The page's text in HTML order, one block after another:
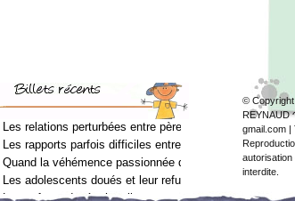
Terrassier n’est plus
des femmes, juin 2012)
Les relations perturbées entre père et fils (Arielle Adda
Les rapports parfois difficiles entre parents et enfants
Quand la véhémence passionnée des enfants doués va
Les adolescents doués et leur refus de voir un
Les enfants doués, hostiles au psychologue (Arielle
© Copyright
REYNAUD
gmail.com |
interdite.